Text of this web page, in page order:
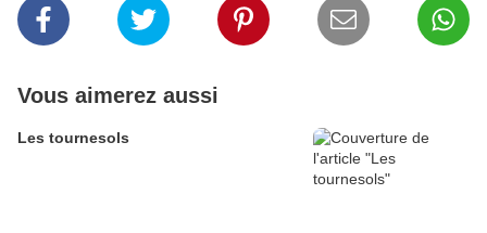
Vous aimerez aussi
Les tournesols